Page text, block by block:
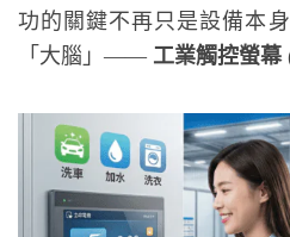
功的關鍵不再只是設備本
「大腦」—— 工業觸控螢